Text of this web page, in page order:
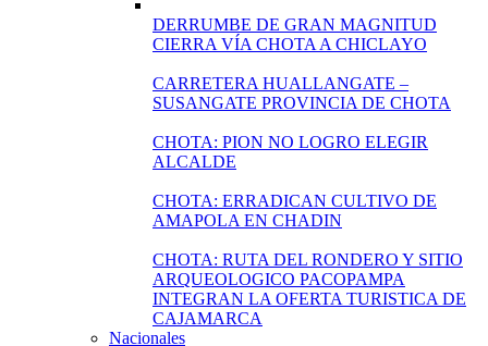
DERRUMBE DE GRAN MAGNITUD
CIERRA VÍA CHOTA A CHICLAYO
CARRETERA HUALLANGATE –
SUSANGATE PROVINCIA DE CHOTA
CHOTA: PION NO LOGRO ELEGIR
ALCALDE
CHOTA: ERRADICAN CULTIVO DE
AMAPOLA EN CHADIN
CHOTA: RUTA DEL RONDERO Y SITIO
ARQUEOLOGICO PACOPAMPA
INTEGRAN LA OFERTA TURISTICA DE
CAJAMARCA
Nacionales